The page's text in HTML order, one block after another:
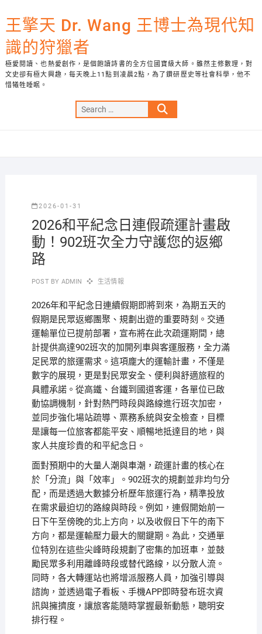
to
content
王擎天 Dr. Wang 王博士為現代知
識的狩獵者
極愛閱讀、也熱愛創作，是個飽讀詩書的全方位國寶級大師。雖然主修數理，對
文史卻有極大興趣，每天晚上11點到凌晨2點，為了鑽研歷史等社會科學，他不
惜犧牲睡眠。
Search
…
2026-01-31
2026和平紀念日連假疏運計畫啟
動！902班次全力守護您的返鄉
路
POST BY ADMIN 生活情報
2026年和平紀念日連續假期即將到來，為期五天的
假期是民眾返鄉團聚、規劃出遊的重要時刻。交通
運輸單位已提前部署，宣布將在此次疏運期間，總
計提供高達902班次的加開列車與客運服務，全力滿
足民眾的旅運需求。這項龐大的運輸計畫，不僅是
數字的展現，更是對民眾安全、便利與舒適旅程的
具體承諾。從高鐵、台鐵到國道客運，各單位已啟
動協調機制，針對熱門時段與路線進行班次加密，
並同步強化場站疏導、票務系統與安全檢查，目標
是讓每一位旅客都能平安、順暢地抵達目的地，與
家人共度珍貴的和平紀念日。
面對預期中的大量人潮與車潮，疏運計畫的核心在
於「分流」與「效率」。902班次的規劃並非均勻分
配，而是透過大數據分析歷年旅運行為，精準投放
在需求最迫切的路線與時段。例如，連假開始前一
日下午至傍晚的北上方向，以及收假日下午的南下
方向，都是運輸壓力最大的關鍵期。為此，交通單
位特別在這些尖峰時段規劃了密集的加班車，並鼓
勵民眾多利用離峰時段或替代路線，以分散人流。
同時，各大轉運站也將增派服務人員，加強引導與
諮詢，並透過電子看板、手機APP即時發布班次資
訊與擁擠度，讓旅客能隨時掌握最新動態，聰明安
排行程。